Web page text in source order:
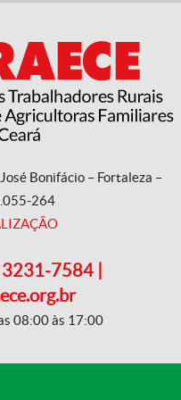
Bonifácio – Fortaleza –
264
7584 |
08:00 às 17:00